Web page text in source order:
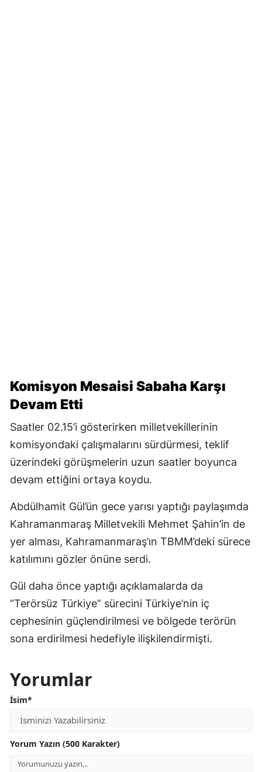
Komisyon Mesaisi Sabaha Karşı
Devam Etti
Saatler 02.15’i gösterirken milletvekillerinin
komisyondaki çalışmalarını sürdürmesi, teklif
üzerindeki görüşmelerin uzun saatler boyunca
devam ettiğini ortaya koydu.
Abdülhamit Gül’ün gece yarısı yaptığı paylaşımda
Kahramanmaraş Milletvekili Mehmet Şahin’in de
yer alması, Kahramanmaraş’ın TBMM’deki sürece
katılımını gözler önüne serdi.
Gül daha önce yaptığı açıklamalarda da
“Terörsüz Türkiye” sürecini Türkiye’nin iç
cephesinin güçlendirilmesi ve bölgede terörün
sona erdirilmesi hedefiyle ilişkilendirmişti.
Yorumlar
İsim*
Yorum Yazın (500 Karakter)